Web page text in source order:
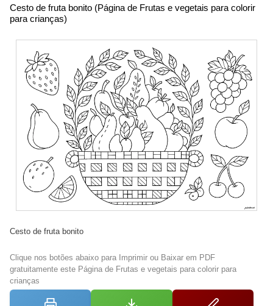
Cesto de fruta bonito (Página de Frutas e vegetais para colorir
para crianças)
Cesto de fruta bonito
Clique nos botões abaixo para Imprimir ou Baixar em PDF
gratuitamente este Página de Frutas e vegetais para colorir para
crianças